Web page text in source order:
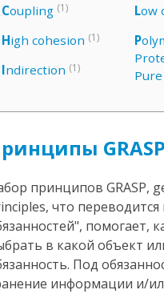
Coupling (1)
High cohesion (1)
Indirection (1)
Low
P
GRASP
принципов GRASP,
что
помогает,
в какой объект
Под
информации и/